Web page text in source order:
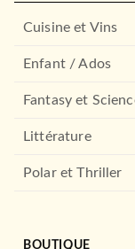
Cuisine et Vins
Enfant / Ados
Fantasy et
Littérature
Polar et Thriller
BOUTIQUE